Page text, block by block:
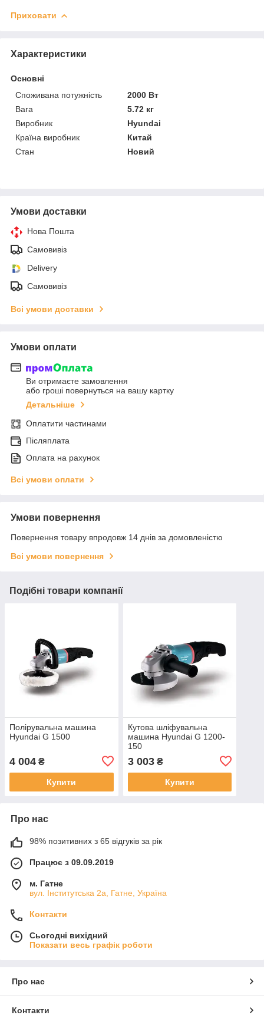
Приховати
Характеристики
Основні
Споживана потужність
2000 Вт
Вага
5.72 кг
Виробник
Hyundai
Країна виробник
Китай
Стан
Новий
Умови доставки
Нова Пошта
Самовивіз
Delivery
Самовивіз
Всі умови доставки
Умови оплати
Ви отримаєте замовлення
або гроші повернуться на вашу картку
Детальніше
Оплатити частинами
Післяплата
Оплата на рахунок
Всі умови оплати
Умови повернення
Повернення товару впродовж 14 днів за домовленістю
Всі умови повернення
Подібні товари компанії
Полірувальна машина
Hyundai G 1500
4 004 ₴
Купити
Кутова шліфувальна
машина Hyundai G 1200-
150
3 003₴
Купити
Про нас
98% позитивних з 65 відгуків за рік
Працює з 09.09.2019
м. Гатне
вул. Інститутська 2а, Гатне, Україна
Контакти
Сьогодні вихідний
Показати весь графік роботи
Про нас
Контакти